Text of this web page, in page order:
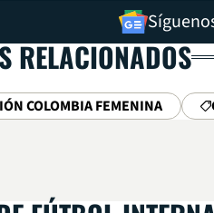
RELACIONADOS
COLOMBIA FEMENINA